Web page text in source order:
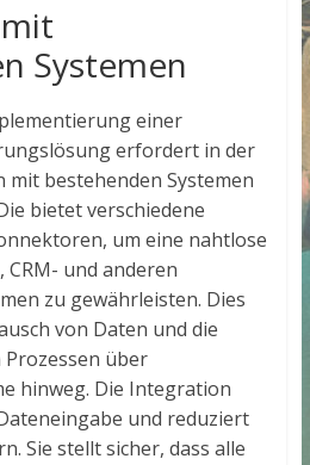
Systemen
einer
erfordert in der
mit bestehenden Systemen
bietet verschiedene
um eine nahtlose
und anderen
zu gewährleisten. Dies
von Daten und die
über
hinweg. Die Integration
und reduziert
Sie stellt sicher, dass alle